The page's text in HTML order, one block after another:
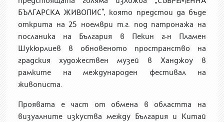
БЪЛГАРСКА ЖИВОПИС”, която предстои да бъде
открита на 25 ноември т.г. под патронажа на
посланика на България в Пекин г-н Пламен
Шукюрлиев в обновеното пространство на
градския художествен музей в Ханджоу в
рамките на международен фестивал на
живописта.
Проявата е част от обмена в областта на
визуалните изкуства между България и Китай